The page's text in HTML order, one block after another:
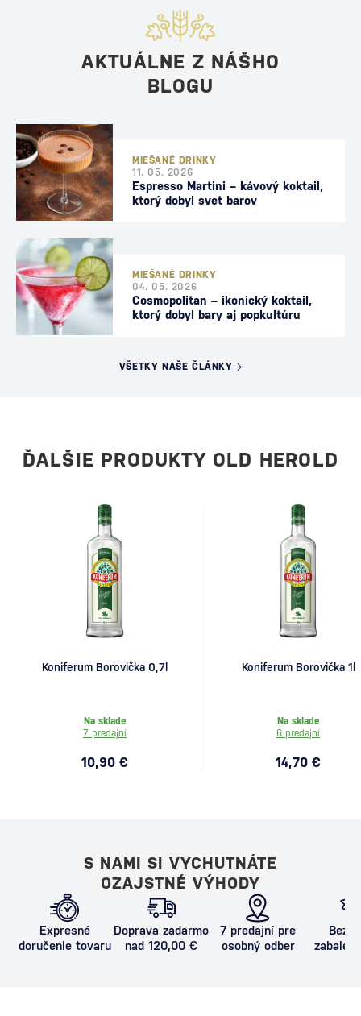
AKTUÁLNE Z NÁŠHO
BLOGU
MIEŠANÉ DRINKY
11. 05. 2026
Espresso Martini – kávový koktail,
ktorý dobyl svet barov
MIEŠANÉ DRINKY
04. 05. 2026
Cosmopolitan – ikonický koktail,
ktorý dobyl bary aj popkultúru
VŠETKY NAŠE ČLÁNKY
ĎALŠIE PRODUKTY OLD HEROLD
Koniferum Borovička 0,7l
Na sklade
7 predajní
10,90 €
Koniferum Borovička 1l
Na sklade
6 predajní
14,70 €
S NAMI SI VYCHUTNÁTE
OZAJSTNÉ VÝHODY
Expresné
doručenie tovaru
Doprava zadarmo
nad 120,00 €
7 predajní pre
osobný odber